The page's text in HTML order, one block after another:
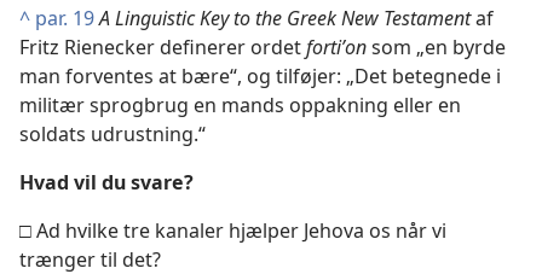
^ par. 19A Linguistic Key to the Greek New Testamentaf
Fritz Rienecker definerer ordetfortiʹonsom „en byrde
man forventes at bære“, og tilføjer: „Det betegnede i
militær sprogbrug en mands oppakning eller en
soldats udrustning.“
Hvad vil du svare?
□ Ad hvilke tre kanaler hjælper Jehova os når vi
trænger til det?